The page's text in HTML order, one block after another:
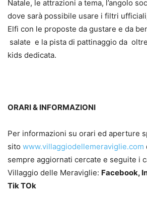
Natale, le attrazioni a tema, l’angolo
dove sarà possibile usare i filtri
Elfi con le proposte da gustare e da
salate e la pista di pattinaggio da
kids dedicata.
ORARI & INFORMAZIONI
Per informazioni su orari ed aperture
sito www.villaggiodellemeraviglie.com
sempre aggiornati cercate e seguite i
Villaggio delle Meraviglie: Facebook,
Tik TOk